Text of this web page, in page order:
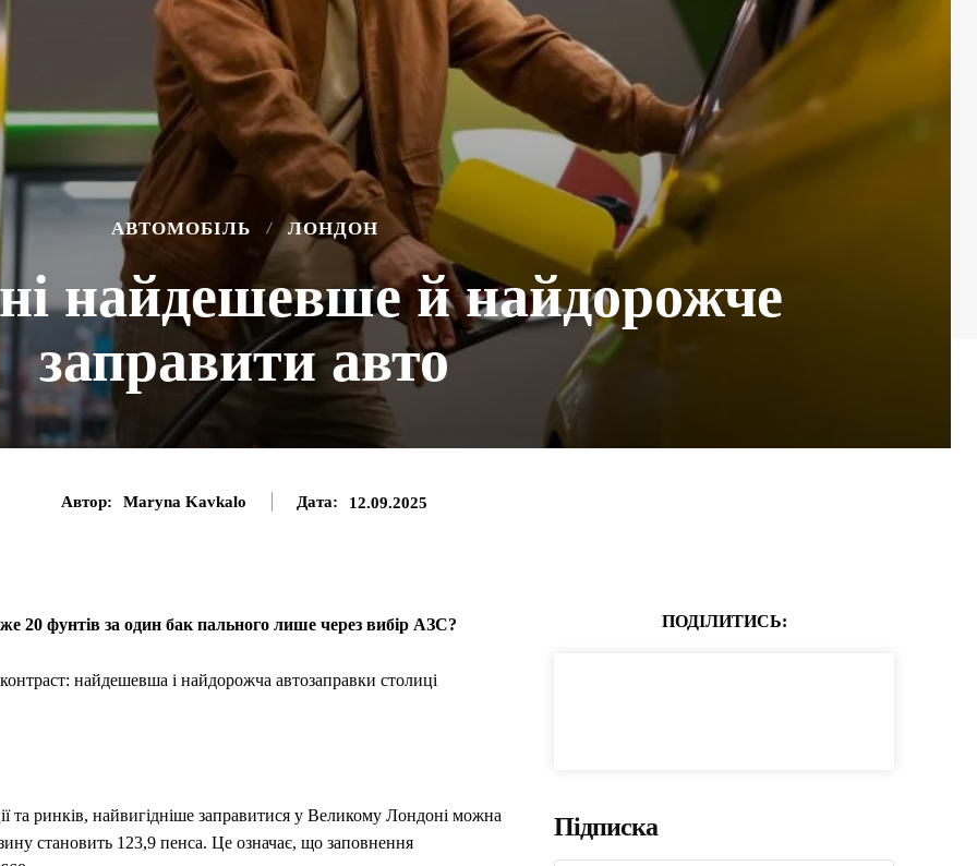
АВТОМОБІЛЬ ЛОНДОН
найдешевше й найдорожче
заправити авто
Автор: Maryna Kavkalo Дата: 12.09.2025
20 фунтів за один бак пального лише через вибір АЗС?
найдешевша і найдорожча автозаправки столиці
та ринків, найвигідніше заправитися у Великому Лондоні можна
становить 123,9 пенса. Це означає, що заповнення
ПОДІЛИТИСЬ:
Підписка